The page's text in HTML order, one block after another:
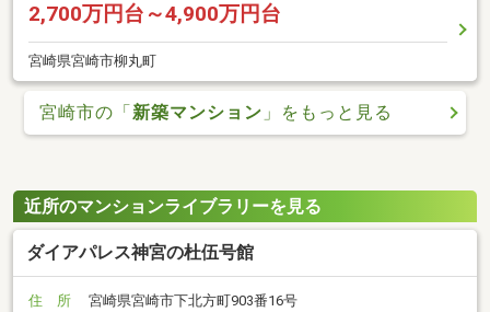
2,700万円台～4,900万円台
宮崎県宮崎市柳丸町
宮崎市の「新築マンション 」をもっと見る
近所のマンションライブラリーを見る
ダイアパレス神宮の杜伍号館
住 所
宮崎県宮崎市下北方町903番16号